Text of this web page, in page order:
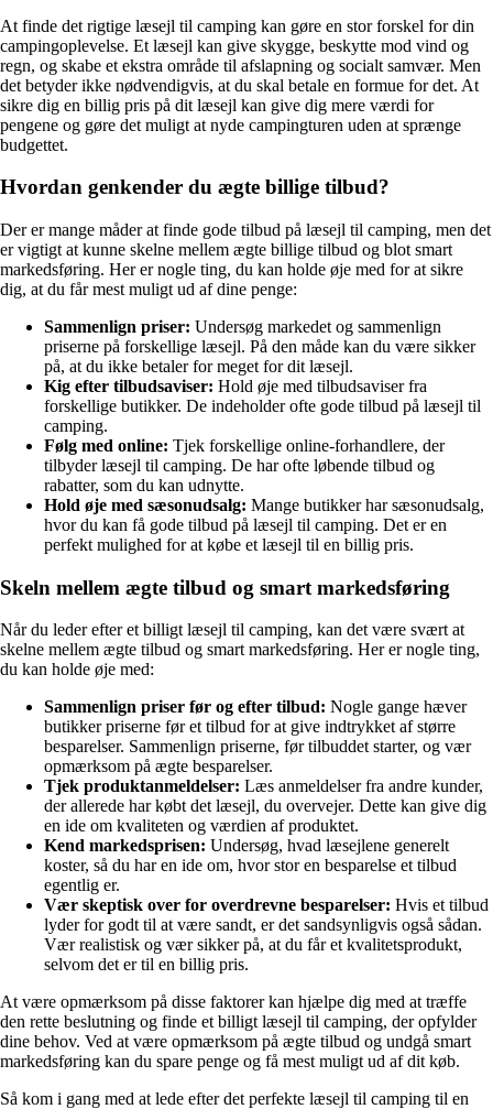
At finde det rigtige læsejl til camping kan gøre en stor forskel for din
campingoplevelse. Et læsejl kan give skygge, beskytte mod vind og
regn, og skabe et ekstra område til afslapning og socialt samvær. Men
det betyder ikke nødvendigvis, at du skal betale en formue for det. At
sikre dig en billig pris på dit læsejl kan give dig mere værdi for
pengene og gøre det muligt at nyde campingturen uden at sprænge
budgettet.
Hvordan genkender du ægte billige tilbud?
Der er mange måder at finde gode tilbud på læsejl til camping, men det
er vigtigt at kunne skelne mellem ægte billige tilbud og blot smart
markedsføring. Her er nogle ting, du kan holde øje med for at sikre
dig, at du får mest muligt ud af dine penge:
Sammenlign priser: Undersøg markedet og sammenlign
priserne på forskellige læsejl. På den måde kan du være sikker
på, at du ikke betaler for meget for dit læsejl.
Kig efter tilbudsaviser: Hold øje med tilbudsaviser fra
forskellige butikker. De indeholder ofte gode tilbud på læsejl til
camping.
Følg med online: Tjek forskellige online-forhandlere, der
tilbyder læsejl til camping. De har ofte løbende tilbud og
rabatter, som du kan udnytte.
Hold øje med sæsonudsalg: Mange butikker har sæsonudsalg,
hvor du kan få gode tilbud på læsejl til camping. Det er en
perfekt mulighed for at købe et læsejl til en billig pris.
Skeln mellem ægte tilbud og smart markedsføring
Når du leder efter et billigt læsejl til camping, kan det være svært at
skelne mellem ægte tilbud og smart markedsføring. Her er nogle ting,
du kan holde øje med:
Sammenlign priser før og efter tilbud: Nogle gange hæver
butikker priserne før et tilbud for at give indtrykket af større
besparelser. Sammenlign priserne, før tilbuddet starter, og vær
opmærksom på ægte besparelser.
Tjek produktanmeldelser: Læs anmeldelser fra andre kunder,
der allerede har købt det læsejl, du overvejer. Dette kan give dig
en ide om kvaliteten og værdien af produktet.
Kend markedsprisen: Undersøg, hvad læsejlene generelt
koster, så du har en ide om, hvor stor en besparelse et tilbud
egentlig er.
Vær skeptisk over for overdrevne besparelser: Hvis et tilbud
lyder for godt til at være sandt, er det sandsynligvis også sådan.
Vær realistisk og vær sikker på, at du får et kvalitetsprodukt,
selvom det er til en billig pris.
At være opmærksom på disse faktorer kan hjælpe dig med at træffe
den rette beslutning og finde et billigt læsejl til camping, der opfylder
dine behov. Ved at være opmærksom på ægte tilbud og undgå smart
markedsføring kan du spare penge og få mest muligt ud af dit køb.
Så kom i gang med at lede efter det perfekte læsejl til camping til en